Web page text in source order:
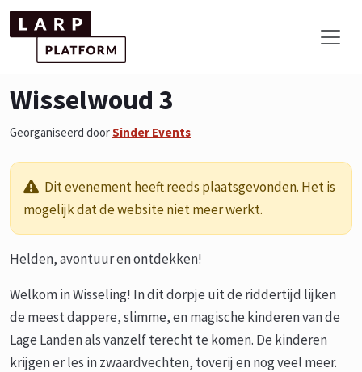
Wisselwoud 3
Georganiseerd doorSinder Events
Dit evenement heeft reeds plaatsgevonden. Het is
mogelijk dat de website niet meer werkt.
Helden, avontuur en ontdekken!
Welkom in Wisseling! In dit dorpje uit de riddertijd lijken
de meest dappere, slimme, en magische kinderen van de
Lage Landen als vanzelf terecht te komen. De kinderen
krijgen er les in zwaardvechten, toverij en nog veel meer.